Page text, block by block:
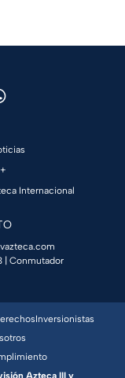
Internacional
| Conmutador
Inversionistas
Azteca III y